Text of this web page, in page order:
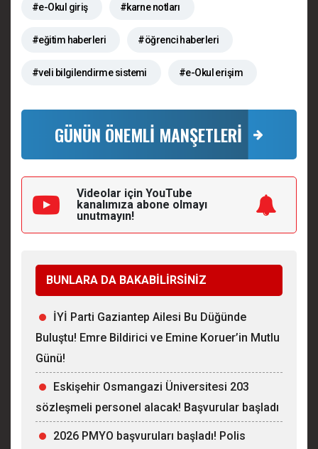
#e-Okul giriş #karne notları
#eğitim haberleri #öğrenci haberleri
#veli bilgilendirme sistemi #e-Okul erişim
GÜNÜN ÖNEMLİ MANŞETLERİ
Videolar için YouTube
kanalımıza abone olmayı
unutmayın!
BUNLARA DA BAKABİLİRSİNİZ
İYİ Parti Gaziantep Ailesi Bu Düğünde
Buluştu! Emre Bildirici ve Emine Koruer’in Mutlu
Günü!
Eskişehir Osmangazi Üniversitesi 203
sözleşmeli personel alacak! Başvurular başladı
2026 PMYO başvuruları başladı! Polis